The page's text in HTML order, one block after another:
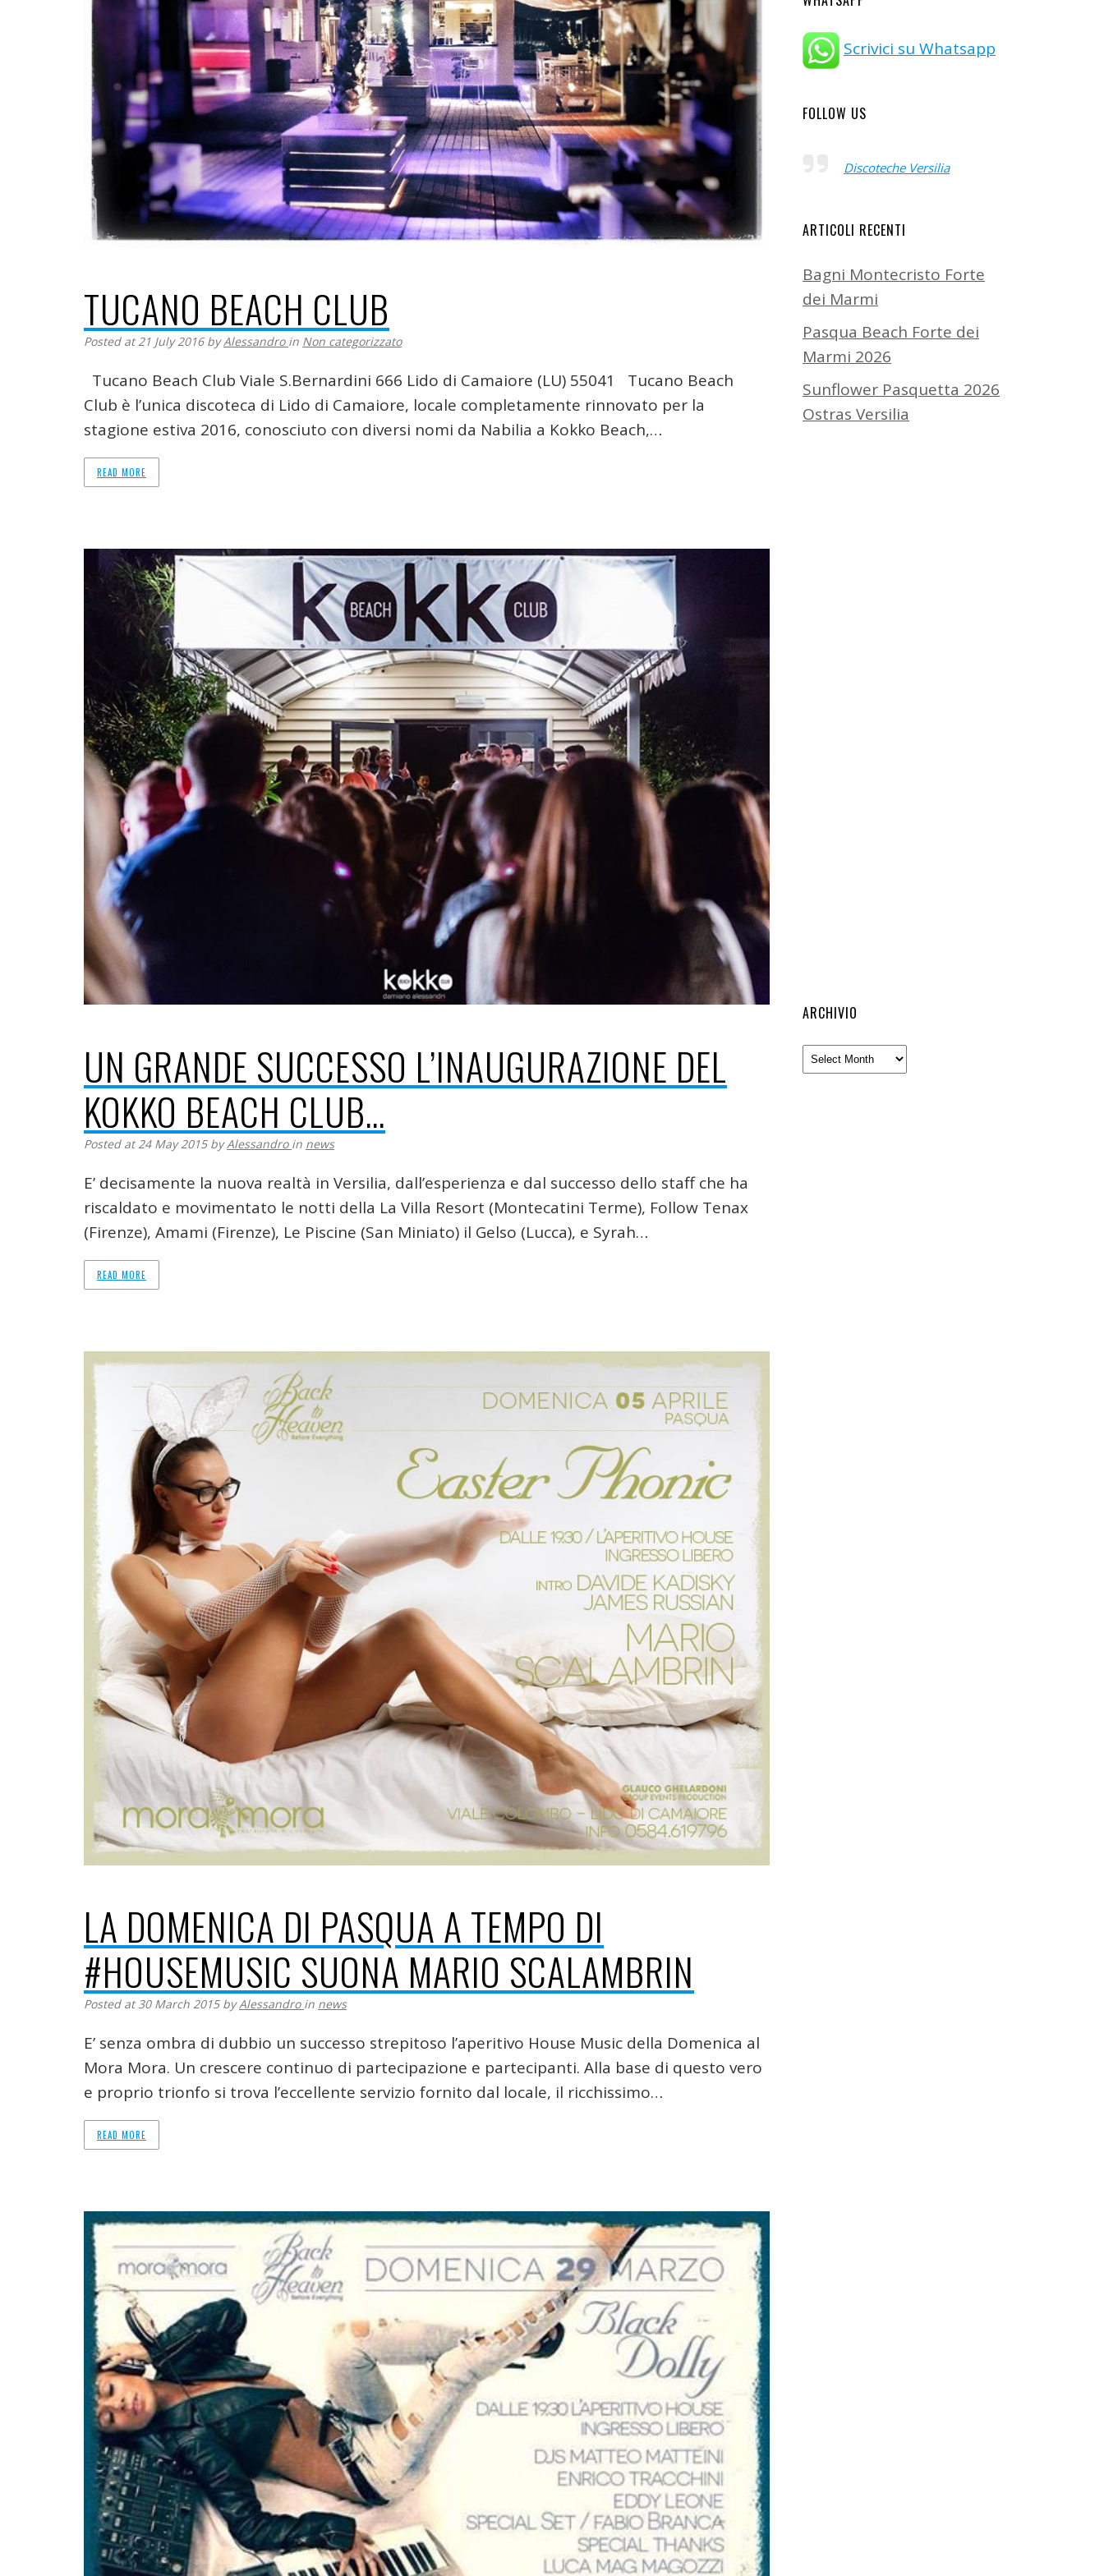
TUCANO BEACH CLUB
Posted at 21 July 2016 byAlessandro in Non categorizzato
Tucano Beach Club Viale S.Bernardini 666 Lido di Camaiore (LU) 55041 Tucano Beach
Club è l’unica discoteca di Lido di Camaiore, locale completamente rinnovato per la
stagione estiva 2016, conosciuto con diversi nomi da Nabilia a Kokko Beach,…
READ MORE
UN GRANDE SUCCESSO L’INAUGURAZIONE DEL
KOKKO BEACH CLUB…
Posted at 24 May 2015 byAlessandro in news
E’ decisamente la nuova realtà in Versilia, dall’esperienza e dal successo dello staff che ha
riscaldato e movimentato le notti della La Villa Resort (Montecatini Terme), Follow Tenax
(Firenze), Amami (Firenze), Le Piscine (San Miniato) il Gelso (Lucca), e Syrah…
READ MORE
LA DOMENICA DI PASQUA A TEMPO DI
#HOUSEMUSIC SUONA MARIO SCALAMBRIN
Posted at 30 March 2015 byAlessandro in news
E’ senza ombra di dubbio un successo strepitoso l’aperitivo House Music della Domenica al
Mora Mora. Un crescere continuo di partecipazione e partecipanti. Alla base di questo vero
e proprio trionfo si trova l’eccellente servizio fornito dal locale, il ricchissimo…
READ MORE
Scrivici su Whatsapp
FOLLOW US
Discoteche Versilia
ARTICOLI RECENTI
Bagni Montecristo Forte
dei Marmi
Pasqua Beach Forte dei
Marmi 2026
Sunflower Pasquetta 2026
Ostras Versilia
ARCHIVIO
Archivio